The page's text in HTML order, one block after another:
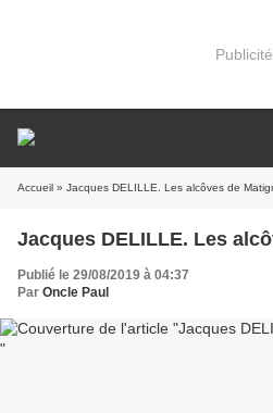
Publicité
Accueil » Jacques DELILLE. Les alcôves de
Jacques DELILLE. Les
Publié le 29/08/2019 à 04:37
Par Oncle Paul